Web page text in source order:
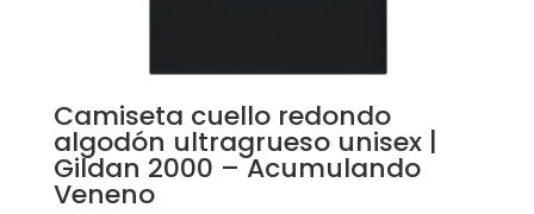
Camiseta cuello redondo
algodón ultragrueso unisex |
Gildan 2000 – Acumulando
Veneno